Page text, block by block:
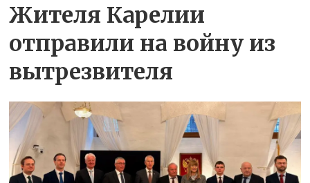
Жителя Карелии
отправили на войну из
вытрезвителя